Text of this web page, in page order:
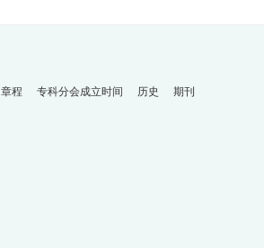
章程 专科分会成立时间 历史 期刊